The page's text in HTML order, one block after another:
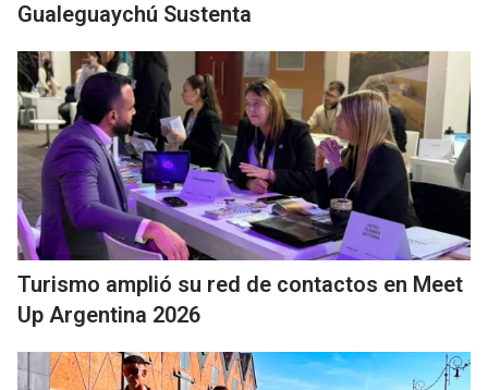
Gualeguaychú Sustenta
Turismo amplió su red de contactos en Meet
Up Argentina 2026